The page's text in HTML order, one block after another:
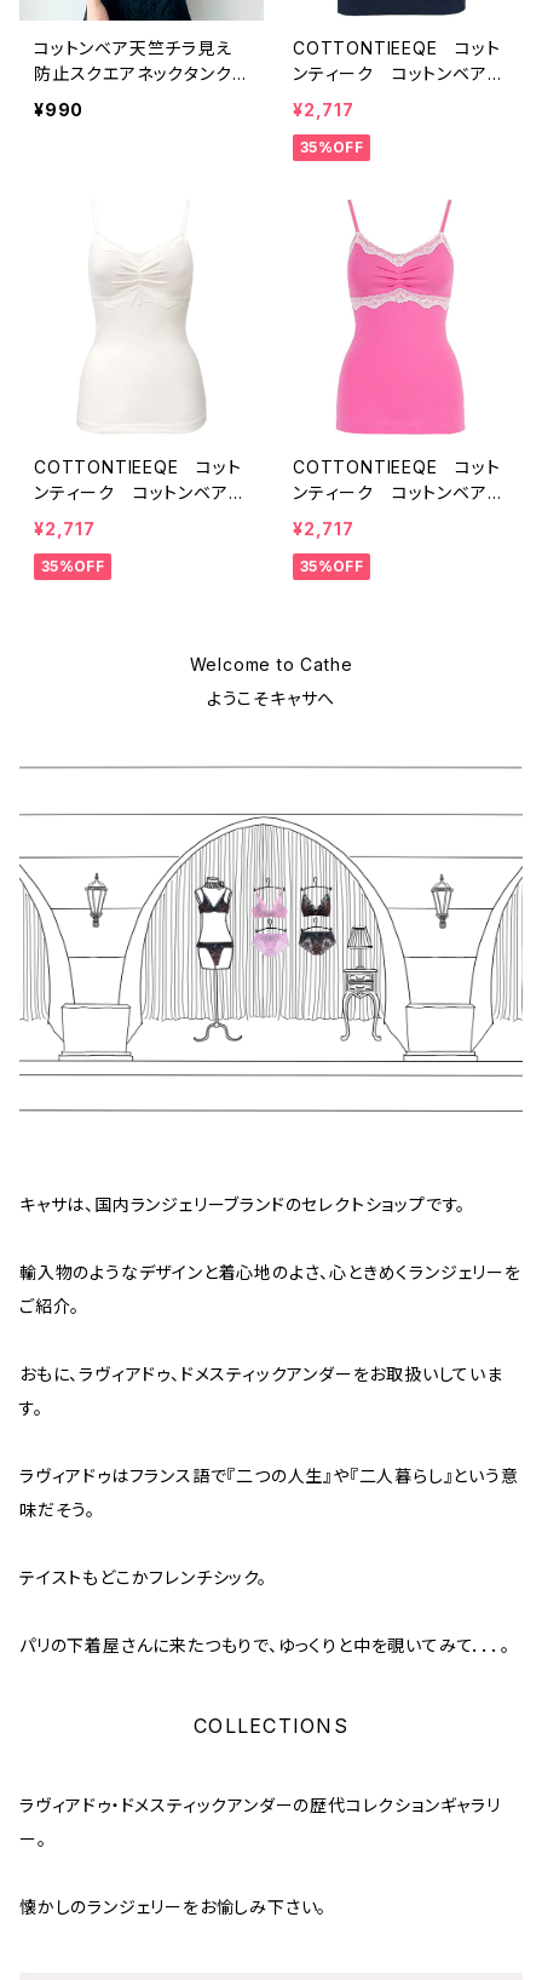
コットンベア天竺チラ見え
防止スクエアネックタンクト
ップ（パールピンク・ブラッ
¥990
COTTONTIEEQE コット
ンティーク コットンベア天
竺 パット付きキャミソー
ル 敏感肌 お肌に優し
い 綿 コットン94％
E 送料無料
¥2,717
35%OFF
COTTONTIEEQE コット
ンティーク コットンベア天
竺 パット付きキャミソー
ル 敏感肌 お肌に優し
い 綿 コットン94％
¥2,717
35%OFF
COTTONTIEEQE コット
ンティーク コットンベア天
竺 パット付きキャミソー
ル 敏感肌 お肌に優し
い 綿 コットン94％
¥2,717
35%OFF
Welcome to Cathe
ようこそキャサへ
キャサは、国内ランジェリーブランドのセレクトショップです。
輸入物のようなデザインと着心地のよさ、心ときめくランジェリーを
ご紹介。
おもに、ラヴィアドゥ、ドメスティックアンダーをお取扱いしていま
す。
ラヴィアドゥはフランス語で『二つの人生』や『二人暮らし』という意
味だそう。
テイストもどこかフレンチシック。
パリの下着屋さんに来たつもりで、ゆっくりと中を覗いてみて．．．。
COLLECTIONS
ラヴィアドゥ・ドメスティックアンダーの歴代コレクションギャラリ
ー。
懐かしのランジェリーをお愉しみ下さい。